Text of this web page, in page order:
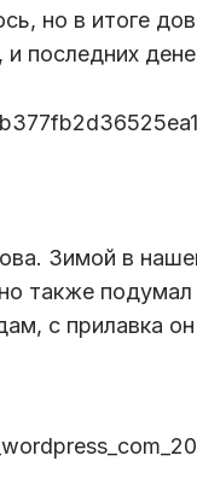
но в итоге
последних
Зимой в
также
с прилавка